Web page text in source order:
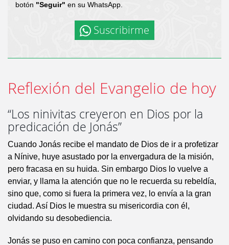
botón "Seguir" en su WhatsApp.
Suscribirme
Reflexión del Evangelio de hoy
“Los ninivitas creyeron en Dios por la
predicación de Jonás”
Cuando Jonás recibe el mandato de Dios de ir a profetizar
a Nínive, huye asustado por la envergadura de la misión,
pero fracasa en su huida. Sin embargo Dios lo vuelve a
enviar, y llama la atención que no le recuerda su rebeldía,
sino que, como si fuera la primera vez, lo envía a la gran
ciudad. Así Dios le muestra su misericordia con él,
olvidando su desobediencia.
Jonás se puso en camino con poca confianza, pensando